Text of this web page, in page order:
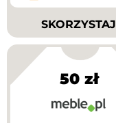
SKORZYSTAJ
50 zł